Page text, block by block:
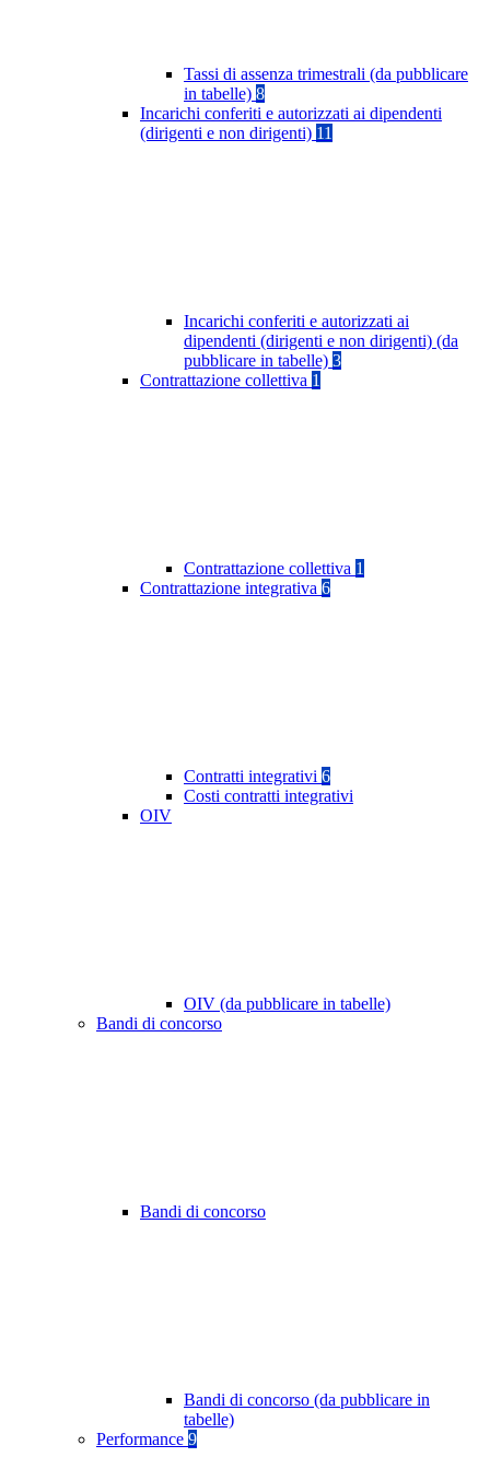
Tassi di assenza trimestrali (da pubblicare
in tabelle) 8
Incarichi conferiti e autorizzati ai dipendenti
(dirigenti e non dirigenti) 11
Incarichi conferiti e autorizzati ai
dipendenti (dirigenti e non dirigenti) (da
pubblicare in tabelle) 3
Contrattazione collettiva 1
Contrattazione collettiva 1
Contrattazione integrativa 6
Contratti integrativi 6
Costi contratti integrativi
OIV
OIV (da pubblicare in tabelle)
Bandi di concorso
Bandi di concorso
Bandi di concorso (da pubblicare in
tabelle)
Performance 9